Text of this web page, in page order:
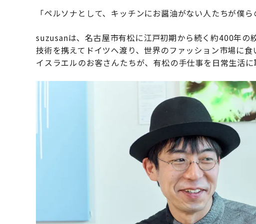
「ペルソナとして、キッチンにお醤油がない人たちが僕
suzusanは、名古屋市有松に江戸初期から続く約400年の
技術を携えてドイツへ渡り、世界のファッション市場に
イスラエルのお客さんたちが、有松の手仕事を日常生活に